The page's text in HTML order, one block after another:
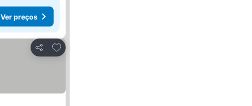
Ver preços
Partilhar
Adicionar aos favoritos